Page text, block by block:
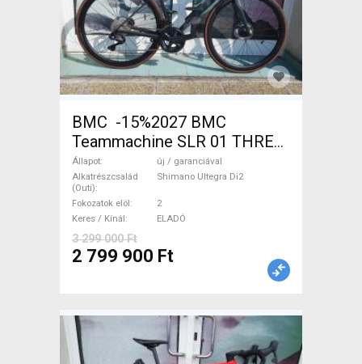
BMC -15%2027 BMC
Teammachine SLR 01 THREE
Ultegra Di2 Országúti
Shimano Ultegra Di2 tárcsafék
új / garanciával ELADÓ
Állapot
új / garanciával
Alkatrészcsalád
(Outi)
Shimano Ultegra Di2
Fokozatok elöl
2
Keres / Kínál
ELADÓ
3 299 000 Ft
2 799 900 Ft